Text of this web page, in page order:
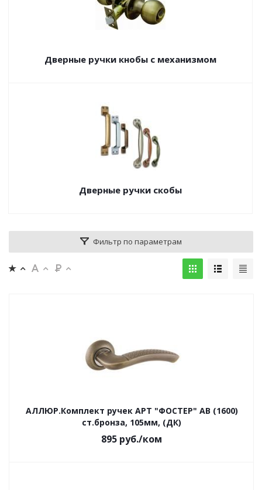
Дверные ручки кнобы с механизмом
Дверные ручки скобы
Фильтр по параметрам
АЛЛЮР.Комплект ручек АРТ "ФОСТЕР" AB (1600)
ст.бронза, 105мм, (ДК)
895 руб./ком